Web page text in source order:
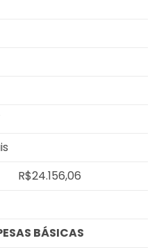
R$24.156,06
BÁSICAS